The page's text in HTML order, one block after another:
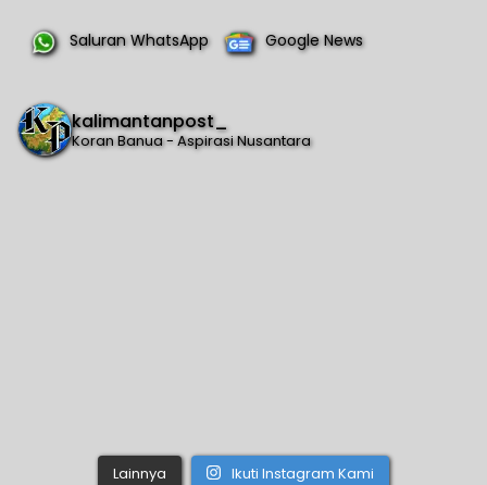
Saluran WhatsApp Google News
kalimantanpost_
Koran Banua - Aspirasi Nusantara
Lainnya Ikuti Instagram Kami